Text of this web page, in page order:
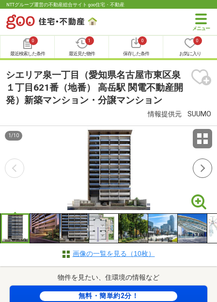
NTTグループ運営の不動産総合サイト goo住宅・不動産
0
最近検索した条件
1
最近見た物件
0
保存した条件
0
お気に入り
シエリア泉一丁目（愛知県名古屋市東区泉
１丁目621番（地番） 高岳駅 関電不動産開
発）新築マンション・分譲マンション
情報提供元 SUUMO
1 /10
画像の一覧を見る（10枚）
物件を見たい、住環境の情報など
無料・簡単約2分！